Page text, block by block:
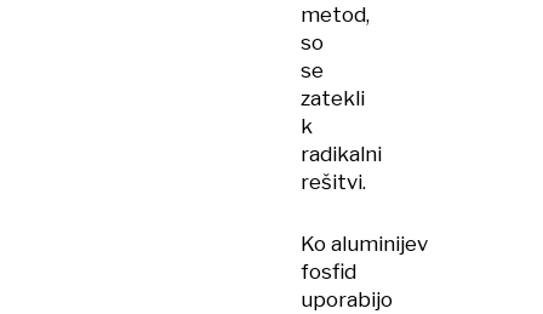
metod,
so
se
zatekli
k
radikalni
rešitvi.
Ko aluminijev
fosfid
uporabijo